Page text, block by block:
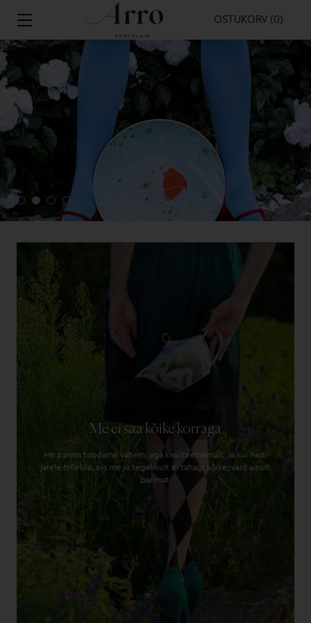
OSTUKORV (0)
Me ei saa kõike korraga
Me parem toodame vähem, aga kvaliteetsemalt. Ja kui hästi
järele mõelda, siis me ju tegelikult ei tahagi kõike, vaid ainult
parimat.